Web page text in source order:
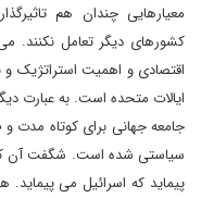
معیارهایی چندان هم
کشورهای دیگر تعامل نکنند.
اقتصادی و اهمیت استراتژیک
ایالات متحده است. به عبارت
جامعه جهانی برای کوتاه مدت
سیاستی شده است. شگفت آن که
پیماید که اسرائیل می